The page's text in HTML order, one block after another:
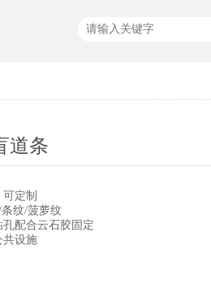
道条
定制
纹/菠萝纹
配合云石胶固定
共设施